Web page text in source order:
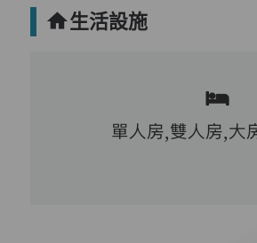
生活設施
單人房,雙人房,大